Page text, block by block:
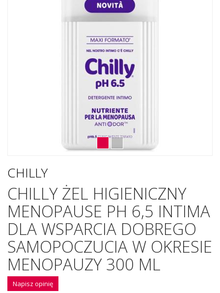
CHILLY
CHILLY ŻEL HIGIENICZNY
MENOPAUSE PH 6,5 INTIMA
DLA WSPARCIA DOBREGO
SAMOPOCZUCIA W OKRESIE
MENOPAUZY 300 ML
Napisz opinię